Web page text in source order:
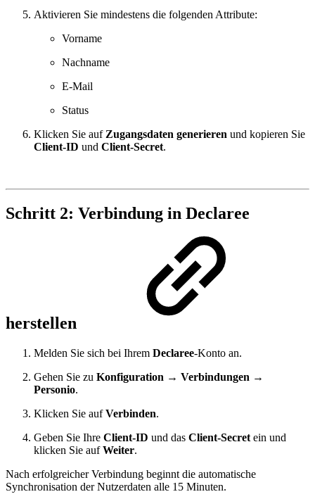
Aktivieren Sie mindestens die folgenden Attribute:
Vorname
Nachname
E-Mail
Status
Klicken Sie auf Zugangsdaten generieren und kopieren Sie
Client-ID und Client-Secret.
Schritt 2: Verbindung in Declaree
herstellen
Melden Sie sich bei Ihrem Declaree-Konto an.
Gehen Sie zu Konfiguration → Verbindungen →
Personio.
Klicken Sie aufVerbinden.
Geben Sie Ihre Client-ID und das Client-Secret ein und
klicken Sie aufWeiter.
Nach erfolgreicher Verbindung beginnt die automatische
Synchronisation der Nutzerdaten alle 15 Minuten.